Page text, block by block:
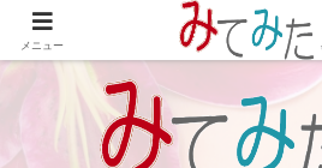
WordPressで綴る情報＆レビュー プラグイン
等も書いてます
メニュー